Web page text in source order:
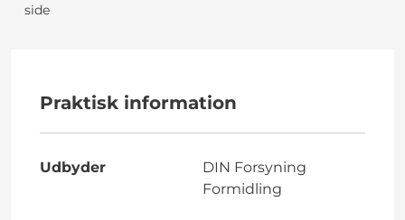
side
Praktisk information
Udbyder
DIN Forsyning
Formidling